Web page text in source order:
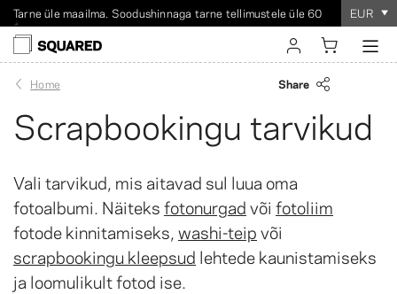
Tarne üle maailma. Soodushinnaga tarne tellimustele üle 60
$
Tellimine võtabvaid paar minutit
100%rahulolugarantii
EUR
register
Home Share
Scrapbookingu tarvikud
Vali tarvikud, mis aitavad sul luua oma
fotoalbumi. Näiteksfotonurgadvõi fotoliim
fotode kinnitamiseks,washi-teipvõi
scrapbookingu kleepsud lehtede kaunistamiseks
ja loomulikult fotod ise.